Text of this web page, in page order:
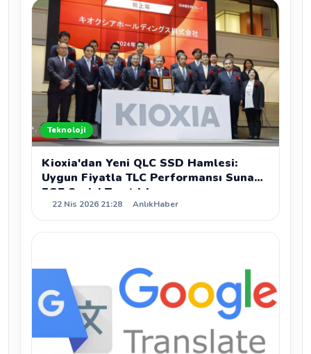
Teknoloji
Kioxia'dan Yeni QLC SSD Hamlesi:
Uygun Fiyatla TLC Performansı Sunan
EG7 Serisi Tanıtıldı
22 Nis 2026 21:28 AnlıkHaber